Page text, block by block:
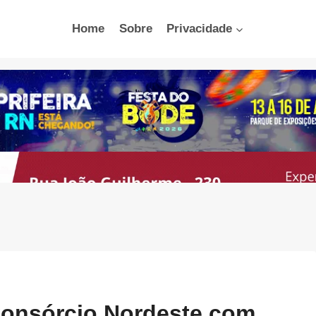
Home Sobre Privacidade